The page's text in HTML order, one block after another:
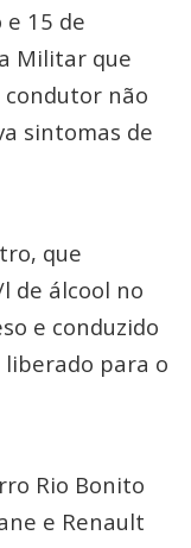
15 de
Militar que
condutor não
sintomas de
que
de álcool no
e conduzido
liberado para o
Rio Bonito
e Renault